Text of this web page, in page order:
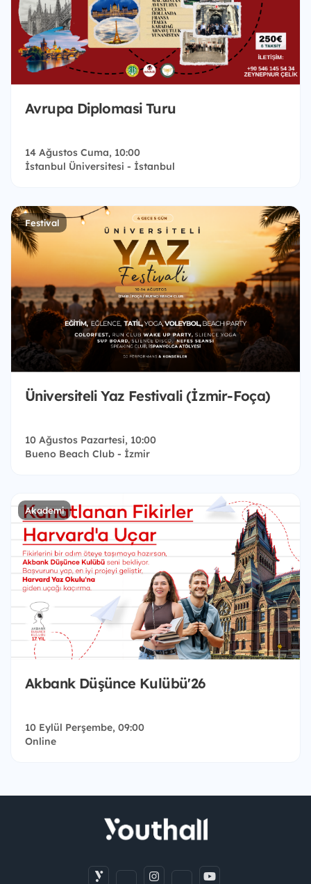
Avrupa Diplomasi Turu
14 Ağustos Cuma, 10:00
İstanbul Üniversitesi - İstanbul
Festival
Üniversiteli Yaz Festivali (İzmir-Foça)
10 Ağustos Pazartesi, 10:00
Bueno Beach Club - İzmir
Akademi
Akbank Düşünce Kulübü'26
10 Eylül Perşembe, 09:00
Online